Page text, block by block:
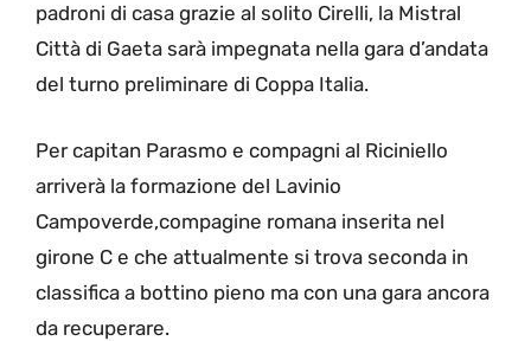
padroni di casa grazie al solito Cirelli, la Mistral
Città di Gaeta sarà impegnata nella gara d’andata
del turno preliminare di Coppa Italia.
Per capitan Parasmo e compagni al Riciniello
arriverà la formazione del Lavinio
Campoverde,compagine romana inserita nel
girone C e che attualmente si trova seconda in
classifica a bottino pieno ma con una gara ancora
da recuperare.